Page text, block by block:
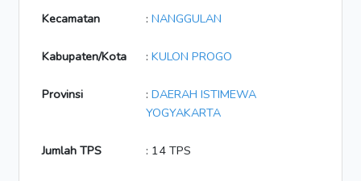
Kecamatan : NANGGULAN
Kabupaten/Kota : KULON PROGO
Provinsi : DAERAH ISTIMEWA
YOGYAKARTA
Jumlah TPS : 14 TPS